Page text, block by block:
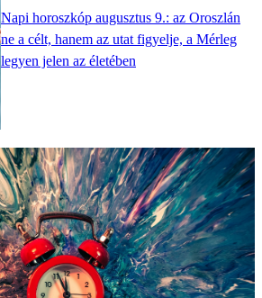
Napi horoszkóp augusztus 9.: az Oroszlán
ne a célt, hanem az utat figyelje, a Mérleg
legyen jelen az életében